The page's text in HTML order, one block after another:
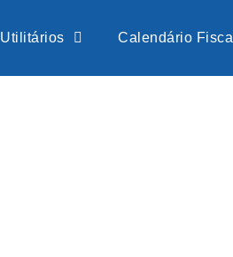
Utilitários Calendário Fiscal